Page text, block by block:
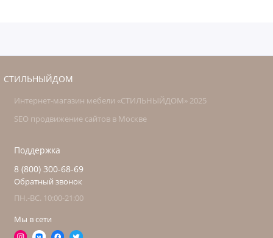
СТИЛЬНЫЙДОМ
Интернет-магазин мебели «СТИЛЬНЫЙДОМ» 2025
SEO продвижение сайтов в Москве
Поддержка
8 (800) 300-68-69
Обратный звонок
ПН.-ВС. 10:00-21:00
Мы в сети